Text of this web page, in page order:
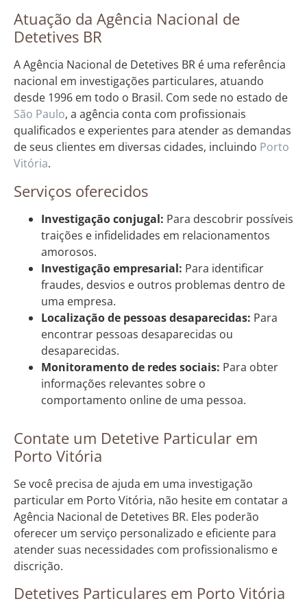
Atuação da Agência Nacional de
Detetives BR
A Agência Nacional de Detetives BR é uma referência
nacional em investigações particulares, atuando
desde 1996 em todo o Brasil. Com sede no estado de
São Paulo, a agência conta com profissionais
qualificados e experientes para atender as demandas
de seus clientes em diversas cidades, incluindo Porto
Vitória.
Serviços oferecidos
Investigação conjugal: Para descobrir possíveis
traições e infidelidades em relacionamentos
amorosos.
Investigação empresarial: Para identificar
fraudes, desvios e outros problemas dentro de
uma empresa.
Localização de pessoas desaparecidas: Para
encontrar pessoas desaparecidas ou
desaparecidas.
Monitoramento de redes sociais: Para obter
informações relevantes sobre o
comportamento online de uma pessoa.
Contate um Detetive Particular em
Porto Vitória
Se você precisa de ajuda em uma investigação
particular em Porto Vitória, não hesite em contatar a
Agência Nacional de Detetives BR. Eles poderão
oferecer um serviço personalizado e eficiente para
atender suas necessidades com profissionalismo e
discrição.
Detetives Particulares em Porto Vitória